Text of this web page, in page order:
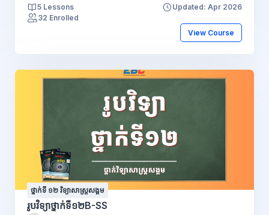
5 Lessons
Updated: Apr 2026
32 Enrolled
View Course
ថ្នាក់ទី ១២ វិទ្យាសាស្រ្តសង្គម
រូបវិទ្យាថ្នាក់ទី១២B-SS